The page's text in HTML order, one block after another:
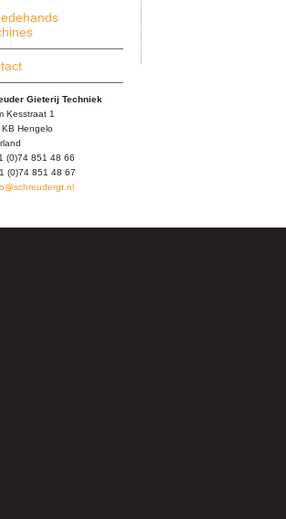
Gieterij Techniek
Kesstraat 1
Hengelo
(0)74 851 48 66
(0)74 851 48 67